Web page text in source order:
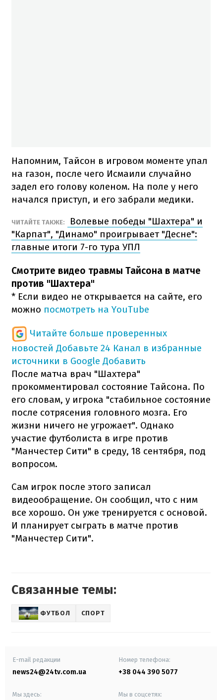
Напомним, Тайсон в игровом моменте упал
на газон, после чего Исмаили случайно
задел его голову коленом. На поле у него
начался приступ, и его забрали медики.
ЧИТАЙТЕ ТАКЖЕ:
Волевые победы "Шахтера" и
"Карпат", "Динамо" проигрывает "Десне":
главные итоги 7-го тура УПЛ
Смотрите видео травмы Тайсона в матче
против "Шахтера"
* Если видео не открывается на сайте, его
можно посмотреть на YouTube
Читайте больше проверенных
новостей Добавьте 24 Канал в избранные
источники в Google Добавить
После матча врач "Шахтера"
прокомментировал состояние Тайсона. По
его словам, у игрока "стабильное состояние
после сотрясения головного мозга. Его
жизни ничего не угрожает". Однако
участие футболиста в игре против
"Манчестер Сити" в среду, 18 сентября, под
вопросом.
Сам игрок после этого записал
видеообращение. Он сообщил, что с ним
все хорошо. Он уже тренируется с основой.
И планирует сыграть в матче против
"Манчестер Сити".
Связанные темы:
ФУТБОЛ СПОРТ
E-mail редакции
news24@24tv.com.ua
Номер телефона:
+38 044 390 5077
Мы здесь: Мы в соцсетях: